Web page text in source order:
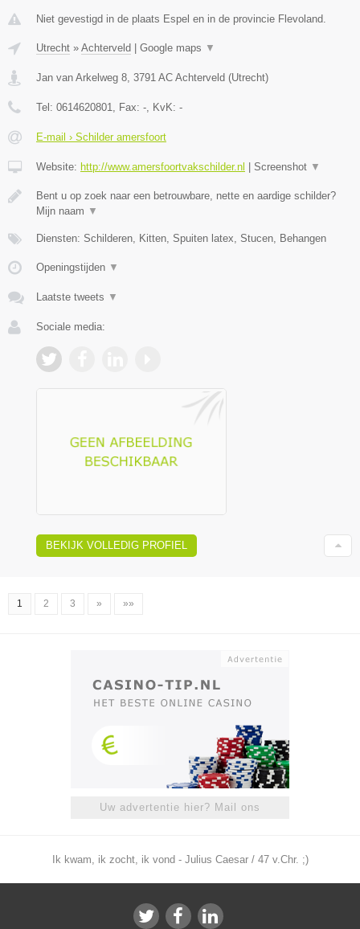
Niet gevestigd in de plaats Espel en in de provincie Flevoland.
Utrecht » Achterveld Google maps ▼
Jan van Arkelweg 8 3791 AC Achterveld (Utrecht)
Tel: 0614620801 , Fax: - , KvK: -
E-mail › Schilder amersfoort
Website: http://www.amersfoortvakschilder.nl Screenshot ▼
Bent u op zoek naar een betrouwbare, nette en aardige schilder?
Mijn naam ▼
Diensten: Schilderen, Kitten, Spuiten latex, Stucen, Behangen
Openingstijden ▼
Laatste tweets ▼
Sociale media:
BEKIJK VOLLEDIG PROFIEL
1 2 3 » »»
Uw advertentie hier? Mail ons
Ik kwam, ik zocht, ik vond - Julius Caesar / 47 v.Chr. ;)